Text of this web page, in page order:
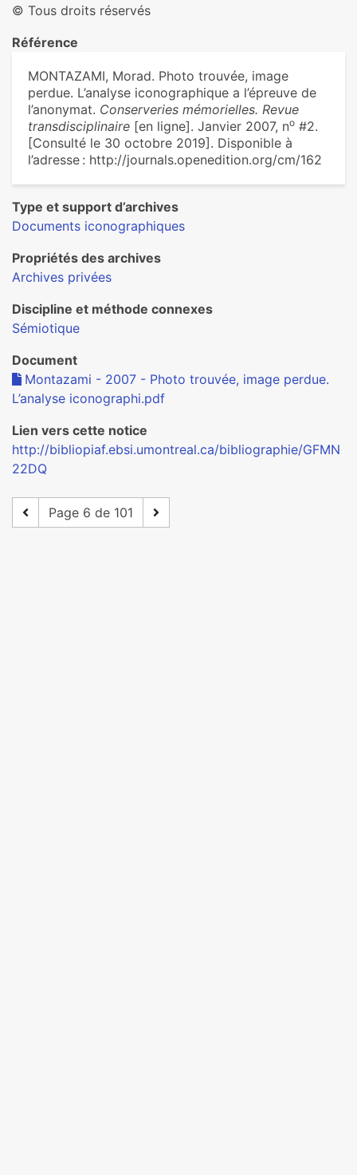
© Tous droits réservés
Référence
MONTAZAMI, Morad. Photo trouvée, image
perdue. L’analyse iconographique a l’épreuve de
l’anonymat. Conserveries mémorielles. Revue
transdisciplinaire [en ligne]. Janvier 2007, no #2.
[Consulté le 30 octobre 2019]. Disponible à
l’adresse : http://journals.openedition.org/cm/162
Type et support d’archives
Documents iconographiques
Propriétés des archives
Archives privées
Discipline et méthode connexes
Sémiotique
Document
Montazami - 2007 - Photo trouvée, image perdue.
L’analyse iconographi.pdf
Lien vers cette notice
http://bibliopiaf.ebsi.umontreal.ca/bibliographie/GFMN
22DQ
Page 6 de 101